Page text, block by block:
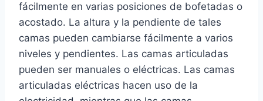
fácilmente en varias posiciones de bofetadas o
acostado. La altura y la pendiente de tales
camas pueden cambiarse fácilmente a varios
niveles y pendientes. Las camas articuladas
pueden ser manuales o eléctricas. Las camas
articuladas eléctricas hacen uso de la